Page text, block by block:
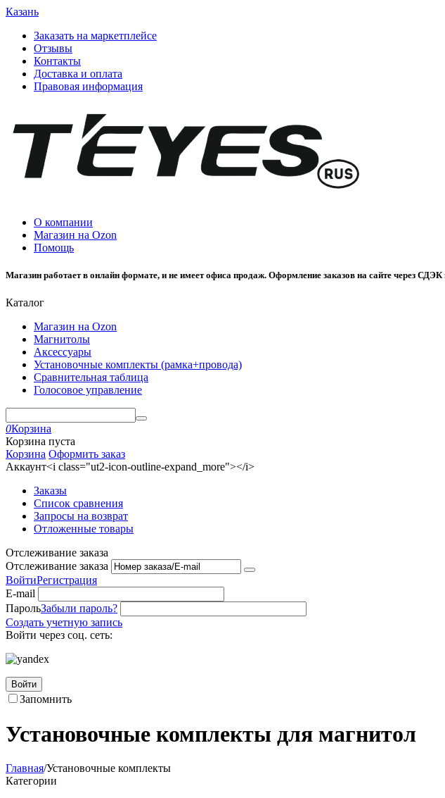
Казань
Заказать на маркетплейсе
Отзывы
Контакты
Доставка и оплата
Правовая информация
О компании
Магазин на Ozon
Помощь
Магазин работает в онлайн формате, и не имеет офиса продаж. Оформление заказов на сайте через
Каталог
Магазин на Ozon
Магнитолы
Аксессуары
Установочные комплекты (рамка+провода)
Сравнительная таблица
Голосовое управление
0Корзина
Корзина пуста
Корзина Оформить заказ
Аккаунт<i class="ut2-icon-outline-expand_more"></i>
Заказы
Список сравнения
Запросы на возврат
Отложенные товары
Отслеживание заказа
Отслеживание заказа
ВойтиРегистрация
E-mail
ПарольЗабыли пароль?
Создать учетную запись
Войти через соц. сеть:
Войти
Запомнить
Установочные комплекты для магнитол
Главная/Установочные комплекты
Категории